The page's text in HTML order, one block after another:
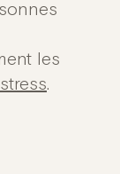
les
.